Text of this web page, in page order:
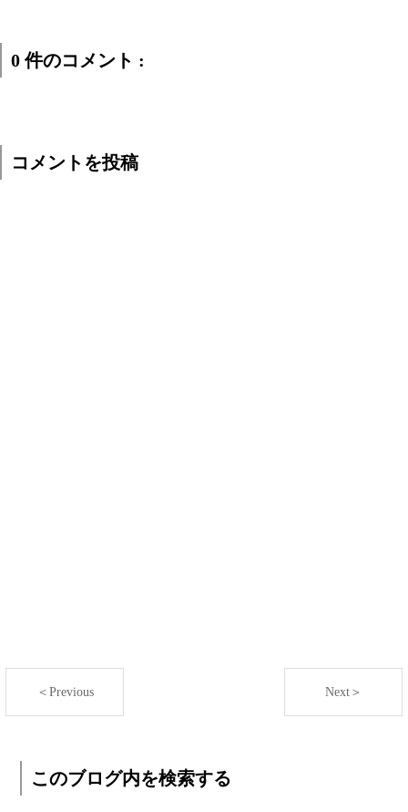
0 件のコメント :
コメントを投稿
＜Previous Next＞
このブログ内を検索する